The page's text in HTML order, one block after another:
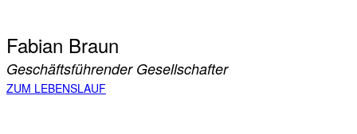
Fabian Braun
Geschäftsführender Gesellschafter
ZUM LEBENSLAUF